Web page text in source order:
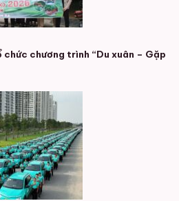
chức chương trình “Du xuân – Gặp